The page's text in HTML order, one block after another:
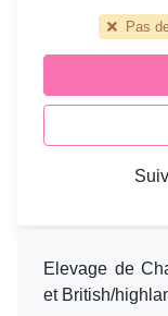
Pas
Elevage de
et British/